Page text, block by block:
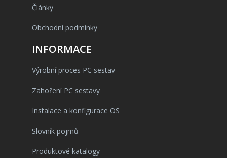
Články
Obchodní podmínky
INFORMACE
Výrobní proces PC sestav
Zahoření PC sestavy
Instalace a konfigurace OS
Slovník pojmů
Produktové katalogy